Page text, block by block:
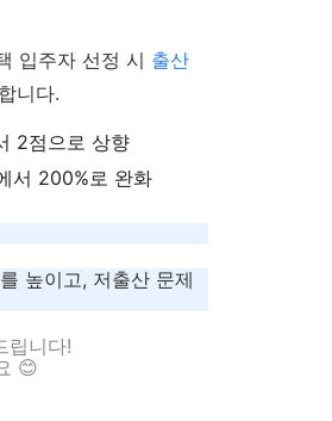
입주자 선정 시 출산
니다.
2점으로 상향
서 200%로 완화
높이고, 저출산 문제
립니다!
😊